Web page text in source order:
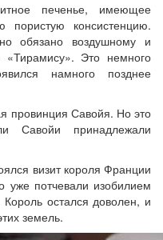
печенье, имеющее
консистенцию.
обязано воздушному и
«Тирамису». Это немного
намного позднее
провинция Савойя. Но это
Савойи принадлежали
визит короля Франции
уже потчевали изобилием
остался доволен, и
земель.